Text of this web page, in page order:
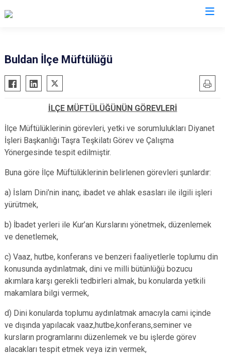
Acıpayam
Pamukkale
Baklan
Bekilli
Beyağaç
Bozkurt
Buldan
Çal
Çameli
Güney
Honaz
Kale
Serinhisar
Tavas
Buldan İlçe Müftülüğü
İLÇE MÜFTÜLÜĞÜNÜN GÖREVLERİ
İlçe Müftülüklerinin görevleri, yetki ve sorumlulukları Diyanet
İşleri Başkanlığı Taşra Teşkilatı Görev ve Çalışma
Yönergesinde tespit edilmiştir.
Buna göre İlçe Müftülüklerinin belirlenen görevleri şunlardır:
a) İslam Dini’nin inanç, ibadet ve ahlak esasları ile ilgili işleri
yürütmek,
b) İbadet yerleri ile Kur’an Kurslarını yönetmek, düzenlemek
ve denetlemek,
c) Vaaz, hutbe, konferans ve benzeri faaliyetlerle toplumu din
konusunda aydınlatmak, dini ve milli bütünlüğü bozucu
akımlara karşı gerekli tedbirleri almak, bu konularda yetkili
makamlara bilgi vermek,
d) Dini konularda toplumu aydınlatmak amacıyla cami içinde
ve dışında yapılacak vaaz,hutbe,konferans,seminer ve
kursların programlarını düzenlemek ve bu işlerde görev
alacakları tespit etmek veya izin vermek,